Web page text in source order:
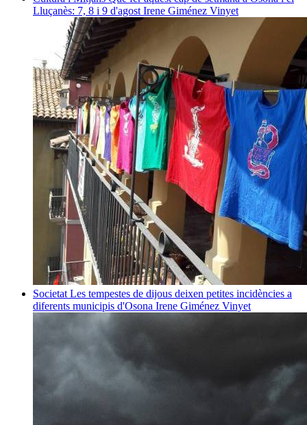
Lluçanès: 7, 8 i 9 d'agost Irene Giménez Vinyet
Societat Les tempestes de dijous deixen petites incidències a
diferents municipis d'Osona Irene Giménez Vinyet